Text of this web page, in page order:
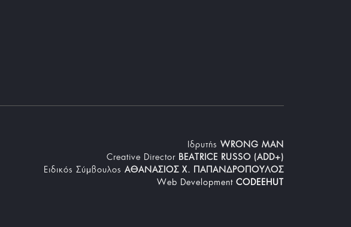
Iδρυτής WRONG MAN
Creative Director BEATRICE RUSSO (ADD+)
Ειδικός Σύμβουλος ΑΘΑΝΑΣΙΟΣ Χ. ΠΑΠΑΝΔΡΟΠΟΥΛΟΣ
Web Development CODEEHUT